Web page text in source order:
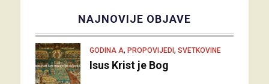
NAJNOVIJE OBJAVE
GODINA A, PROPOVIJEDI, SVETKOVINE
Isus Krist je Bog